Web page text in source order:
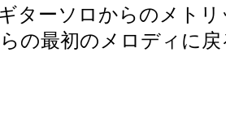
ギターソロからのメト
の最初のメロディに